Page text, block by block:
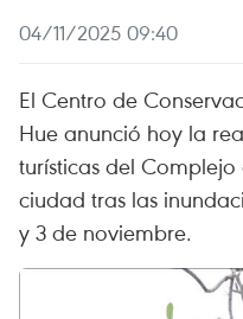
04/11/2025 09:40
El Centro de
Hue anunció hoy la
turísticas del
ciudad tras las
y 3 de noviembre.